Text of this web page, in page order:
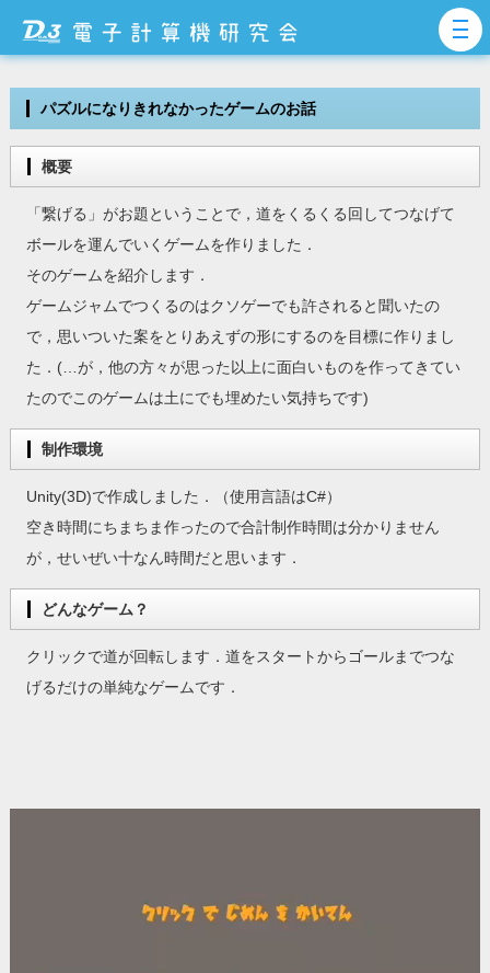
パズルになりきれなかったゲームのお話
概要
「繋げる」がお題ということで，道をくるくる回してつなげて
ボールを運んでいくゲームを作りました．
そのゲームを紹介します．
ゲームジャムでつくるのはクソゲーでも許されると聞いたの
で，思いついた案をとりあえずの形にするのを目標に作りまし
た．(…が，他の方々が思った以上に面白いものを作ってきてい
たのでこのゲームは土にでも埋めたい気持ちです)
制作環境
Unity(3D)で作成しました．（使用言語はC#）
空き時間にちまちま作ったので合計制作時間は分かりません
が，せいぜい十なん時間だと思います．
どんなゲーム？
クリックで道が回転します．道をスタートからゴールまでつな
げるだけの単純なゲームです．